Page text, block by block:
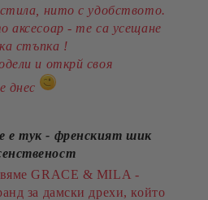
нито с удобството.
аксесоар - те са усещане
стъпка !
и открй своя
днес
е тук - френският шик
GRACE & MILA -
за дамски дрехи, който